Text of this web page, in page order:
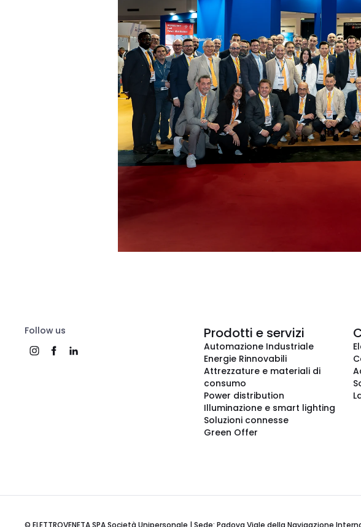
Follow us Prodotti e servizi
Automazione Industriale
Energie Rinnovabili
Attrezzature e materiali di
consumo
Power distribution
Illuminazione e smart lighting
Soluzioni connesse
Green Offer
© ELETTROVENETA SPA Società Unipersonale | Sede: Padova Viale della Navigazione